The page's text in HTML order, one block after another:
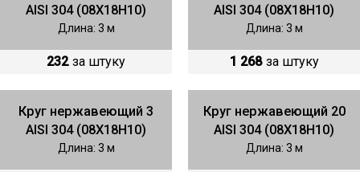
AISI 304 (08Х18Н10)
Длина: 3 м
232 за штуку
AISI 304 (08Х18Н10)
Длина: 3 м
1 268 за штуку
Круг нержавеющий 3
AISI 304 (08Х18Н10)
Длина: 3 м
Круг нержавеющий 20
AISI 304 (08Х18Н10)
Длина: 3 м